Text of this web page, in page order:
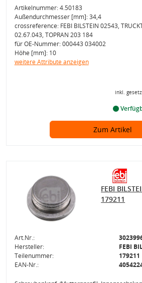
Artikelnummer: 4.50183
Außendurchmesser [mm]: 34,4
crossreference: FEBI BILSTEIN 02543,
02.67.043, TOPRAN 203 184
für OE-Nummer: 000443 034002
Höhe [mm]: 10
weitere Attribute anzeigen
inkl.
Zum Artikel
FEBI
179211
Art.Nr.:
Hersteller:
FEBI
Teilenummer:
179211
EAN-Nr.: